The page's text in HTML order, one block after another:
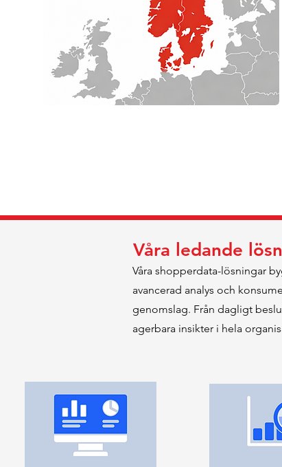
Våra ledande
Våra shopperdata-lösningar
avancerad analys och
genomslag. Från dagligt
agerbara insikter i hela